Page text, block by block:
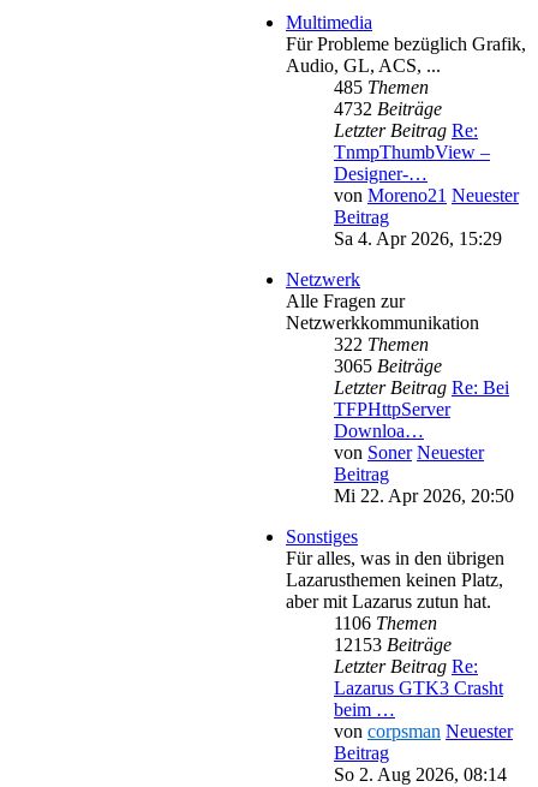
Multimedia
Für Probleme bezüglich Grafik,
Audio, GL, ACS, ...
485 Themen
4732 Beiträge
Letzter Beitrag Re:
TnmpThumbView –
Designer-…
von Moreno21 Neuester
Beitrag
Sa 4. Apr 2026, 15:29
Netzwerk
Alle Fragen zur
Netzwerkkommunikation
322 Themen
3065 Beiträge
Letzter Beitrag Re: Bei
TFPHttpServer
Downloa…
von Soner Neuester
Beitrag
Mi 22. Apr 2026, 20:50
Sonstiges
Für alles, was in den übrigen
Lazarusthemen keinen Platz,
aber mit Lazarus zutun hat.
1106 Themen
12153 Beiträge
Letzter Beitrag Re:
Lazarus GTK3 Crasht
beim …
von corpsman Neuester
Beitrag
So 2. Aug 2026, 08:14